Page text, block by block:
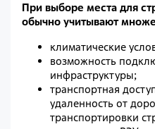
При выборе места для
обычно учитывают
климатические
возможность
инфраструктуры;
транспортная
удаленность от
транспортировки